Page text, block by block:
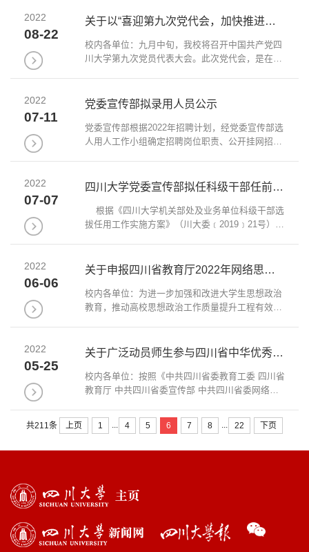
“大美校园”作品征集展示活动。活动将...
2022
08-22
关于以“喜迎第九次党代会，加快推进中国特色世界一流大学建设”为主题更换望江校区南门...
校内各单位：九月中旬，我校将召开中国共产党四
川大学第九次党员代表大会。此次党代会，是在喜
召开的一次十分重要的会议。在党代...
2022
07-11
党委宣传部拟录用人员公示
党委宣传部根据2022年招聘计划，经党委宣传部选
人用人工作小组确定招聘岗位职责、公开挂网招
29岁，博士研究生）。 干部群众如有情况...
2022
07-07
四川大学党委宣传部拟任科级干部任前公示
根据《四川大学机关部处及业务单位科级干部选
拔任用工作实施方案》（川大委﹝2019﹞21号）和
干部选拔工作实施小组讨论通过，现将...
2022
06-06
关于申报四川省教育厅2022年网络思想政治教育研究课题的通知
校内各单位：为进一步加强和改进大学生思想政治
教育，推动高校思想政治工作质量提升工程有效实
依托教育部高校网络思想政治工作中心（...
2022
05-25
关于广泛动员师生参与四川省中华优秀传统文化视听作品推选展播活动的通知
校内各单位：按照《中共四川省委教育工委 四川省
教育厅 中共四川省委宣传部 中共四川省委网络安
开展中华优秀传统文化视听作品推选展播活动的通
知》（以下简称<通知>）要求，请各单...
共211条 上页 1 ... 4 5 6 7 8 ... 22 下页